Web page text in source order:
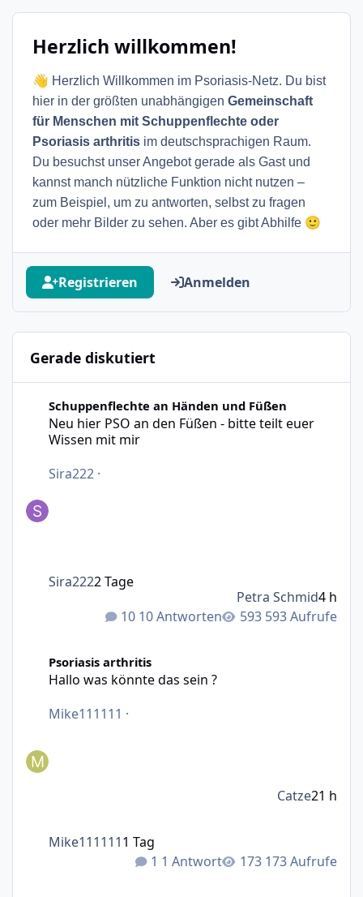
Herzlich willkommen!
👋 Herzlich Willkommen im Psoriasis-Netz. Du bist
hier in der größten unabhängigen Gemeinschaft
für Menschen mit Schuppenflechte oder
Psoriasis arthritis im deutschsprachigen Raum.
Du besuchst unser Angebot gerade als Gast und
kannst manch nützliche Funktion nicht nutzen –
zum Beispiel, um zu antworten, selbst zu fragen
oder mehr Bilder zu sehen. Aber es gibt Abhilfe 🙂
Registrieren Anmelden
Gerade diskutiert
Schuppenflechte an Händen und Füßen
Neu hier PSO an den Füßen - bitte teilt euer
Wissen mit mir
Sira222 ·
10 Antworten 593 Aufrufe
Sira2222 Tage
Petra Schmid4 h
Psoriasis arthritis
Hallo was könnte das sein ?
Mike111111 ·
1 Antwort 173 Aufrufe
Mike1111111 Tag
Catze21 h